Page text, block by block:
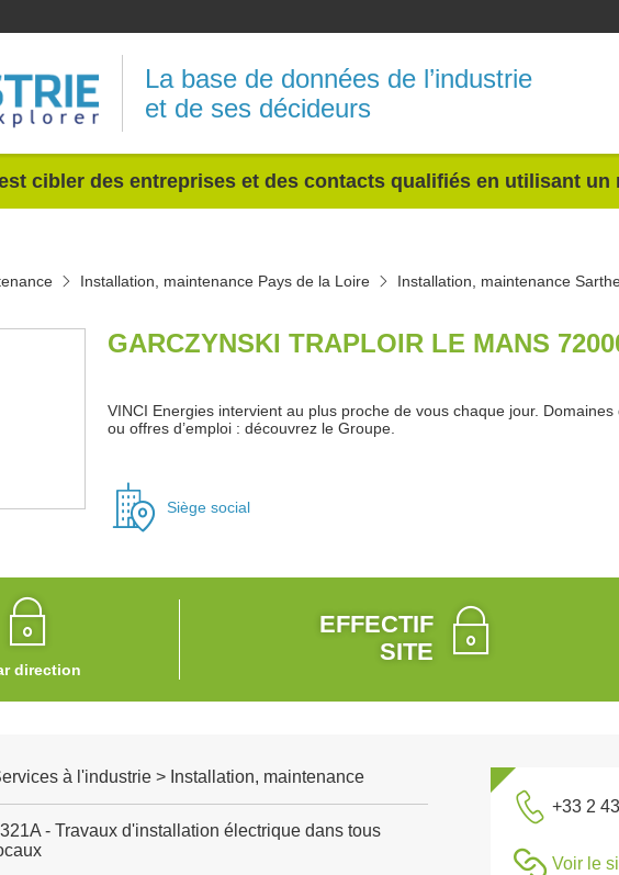
La base de données de l’industrie
et de ses décideurs
cibler des entreprises et des contacts qualifiés en utilisant
Installation, maintenance Pays de la Loire Installation, maintenance
GARCZYNSKI TRAPLOIR LE MANS
VINCI Energies intervient au plus proche de vous chaque jour.
ou offres d’emploi : découvrez le Groupe.
Siège social
direction
EFFECTIF
SITE
à l'industrie > Installation, maintenance
- Travaux d'installation électrique dans tous
+33 2
Voir le